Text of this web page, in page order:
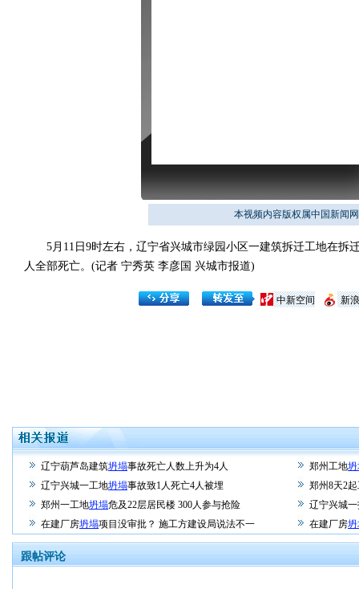
本视频内容版权属中国新闻
5月11日9时左右，辽宁省兴城市绿园小区一建筑拆迁工地在拆
人全部死亡。(记者 宁秀英 李彦国 兴城市报道)
新
中新空间
辽宁葫芦岛建筑坍塌事故死亡人数上升为4人 郑州工地
辽宁兴城一工地坍塌事故致1人死亡4人被埋
郑州8天2
郑州一工地坍塌危及22层居民楼 300人参与抢险
辽宁兴城
在建厂房坍塌项目没审批？ 施工方建设局说法不一 在建厂房
跟帖评论